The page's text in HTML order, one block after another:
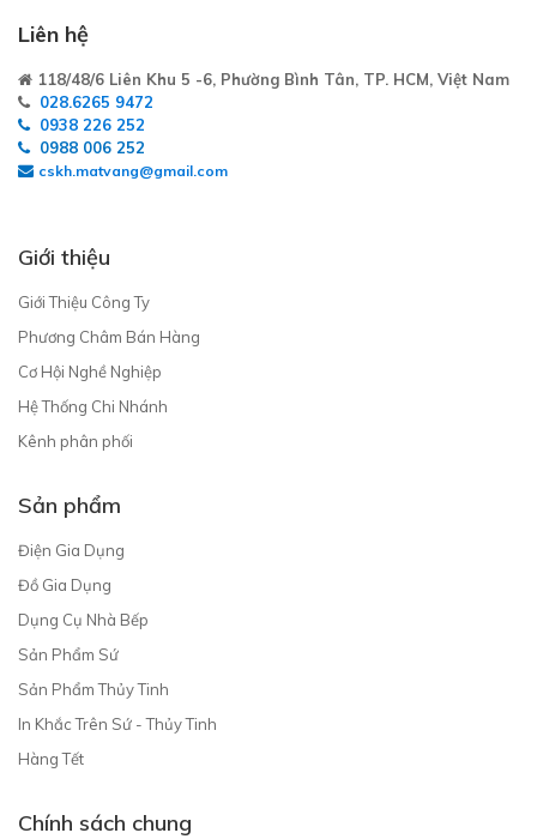
Liên hệ
118/48/6 Liên Khu 5 -6, Phường Bình Tân, TP. HCM, Việt Nam
028.6265 9472
0938 226 252
0988 006 252
cskh.matvang@gmail.com
Giới thiệu
Giới Thiệu Công Ty
Phương Châm Bán Hàng
Cơ Hội Nghề Nghiệp
Hệ Thống Chi Nhánh
Kênh phân phối
Sản phẩm
Điện Gia Dụng
Đồ Gia Dụng
Dụng Cụ Nhà Bếp
Sản Phẩm Sứ
Sản Phẩm Thủy Tinh
In Khắc Trên Sứ - Thủy Tinh
Hàng Tết
Chính sách chung